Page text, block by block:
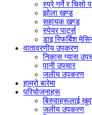
स्प्रे गर्ने र चिसो
झोला खण्ड
सहायक खण्ड
स्पेयर पार्ट्स
डाइ रिफर्बिश
वातावरणीय उपकरण
निकास ग्यास
पानी उपचार
जलीय उपकरण
हाम्रो बारेमा
परियोजनाहरू
बिरुवाहरूलाई
जलीय उपकरण